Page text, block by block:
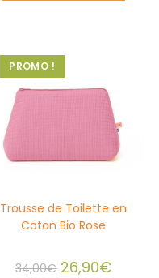
PROMO !
Trousse de Toilette en
Coton Bio Rose
34,00€ 26,90€